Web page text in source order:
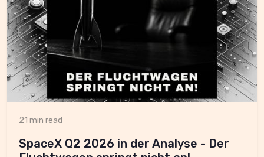
21 min read
SpaceX Q2 2026 in der Analyse - Der